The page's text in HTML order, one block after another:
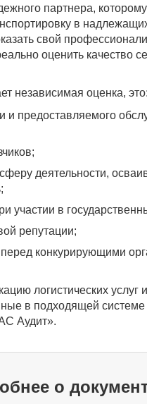
партнера,
в
свой
оценить качество
независимая оценка, это:
и предоставляемого
деятельности,
участии в
репутации;
конкурирующими
логистических
в подходящей
Аудит».
о